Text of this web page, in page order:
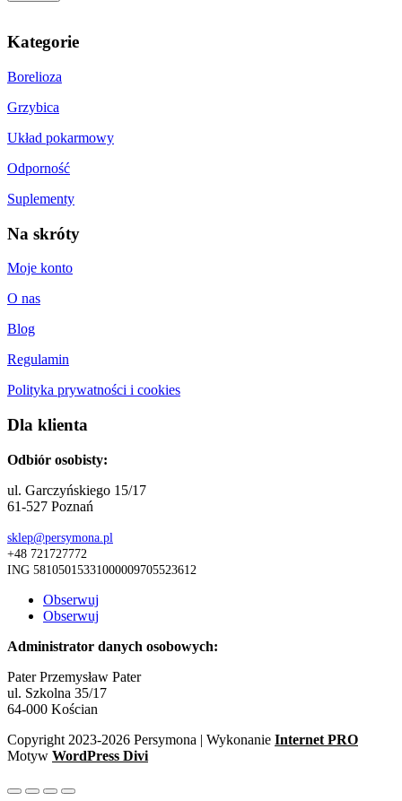
Kategorie
Borelioza
Grzybica
Układ pokarmowy
Odporność
Suplementy
Na skróty
Moje konto
O nas
Blog
Regulamin
Polityka prywatności i cookies
Dla klienta
Odbiór osobisty:
ul. Garczyńskiego 15/17
61-527 Poznań
sklep@persymona.pl
+48 721727772
ING 58105015331000009705523612
Obserwuj
Obserwuj
Administrator danych osobowych:
Pater Przemysław Pater
ul. Szkolna 35/17
64-000 Kościan
Copyright 2023-2026 Persymona | Wykonanie Internet PRO
Motyw WordPress Divi